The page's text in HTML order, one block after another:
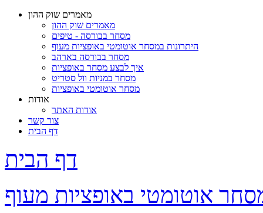
מאמרים שוק ההון
מאמרים שוק ההון
מסחר בבורסה - טיפים
היתרונות במסחר אוטומטי באופציות מעוף
מסחר בבורסה בארהב
איך לבצע מסחר באופציות
מסחר במניות וול סטריט
מסחר אוטומטי באופציות
אודות
אודות האתר
צור קשר
דף הבית
דף הבית
אוטומטי באופציות מעוף